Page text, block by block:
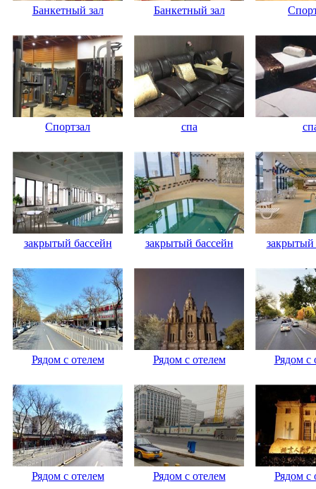
Банкетный зал Банкетный зал
Спортзал спа
закрытый бассейн закрытый бассейн закрытый
Рядом с отелем Рядом с отелем Рядом с
Рядом с отелем Рядом с отелем Рядом с